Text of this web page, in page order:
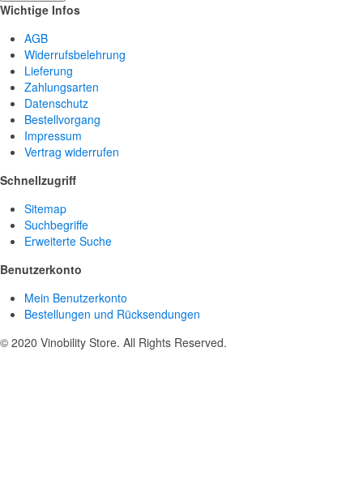
Wichtige Infos
AGB
Widerrufsbelehrung
Lieferung
Zahlungsarten
Datenschutz
Bestellvorgang
Impressum
Vertrag widerrufen
Schnellzugriff
Sitemap
Suchbegriffe
Erweiterte Suche
Benutzerkonto
Mein Benutzerkonto
Bestellungen und Rücksendungen
© 2020 Vinobility Store. All Rights Reserved.